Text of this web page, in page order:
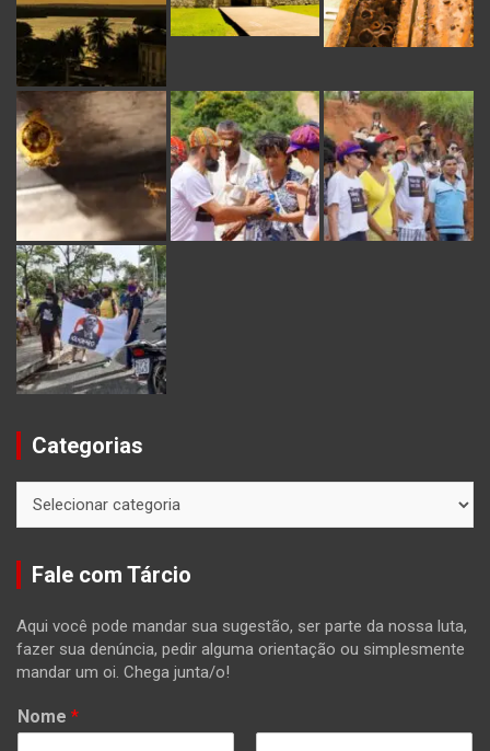
Categorias
Fale com Tárcio
Aqui você pode mandar sua sugestão, ser parte da nossa luta,
fazer sua denúncia, pedir alguma orientação ou simplesmente
mandar um oi. Chega junta/o!
Nome *